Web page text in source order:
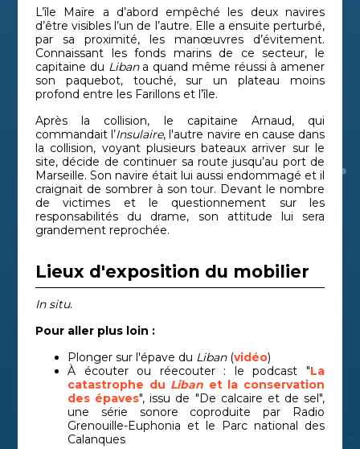
L’île Maïre a d’abord empêché les deux navires
d’être visibles l’un de l’autre. Elle a ensuite perturbé,
par sa proximité, les manœuvres d’évitement.
Connaissant les fonds marins de ce secteur, le
capitaine du Libana quand même réussi à amener
son paquebot, touché, sur un plateau moins
profond entre les Farillons et l’île.
Après la collision, le capitaine Arnaud, qui
commandait l’Insulaire, l'autre navire en cause dans
la collision, voyant plusieurs bateaux arriver sur le
site, décide de continuer sa route jusqu’au port de
Marseille. Son navire était lui aussi endommagé et il
craignait de sombrer à son tour. Devant le nombre
de victimes et le questionnement sur les
responsabilités du drame, son attitude lui sera
grandement reprochée.
Lieux d'exposition du mobilier
In situ.
Pour aller plus loin :
Plonger sur l'épave du Liban(vidéo)
À écouter ou réecouter : le podcast
"La
catastrophe du Liban et la conservation
des épaves", issu de "De calcaire et de sel",
une série sonore coproduite par Radio
Grenouille-Euphonia et le Parc national des
Calanques